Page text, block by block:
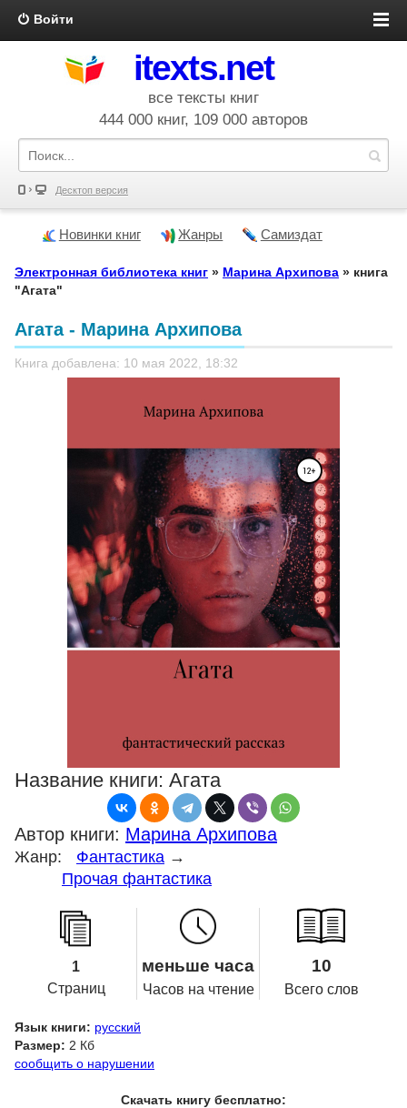
Войти
itexts.net
все тексты книг
444 000 книг, 109 000 авторов
Десктоп версия
Новинки книг Жанры Самиздат
Электронная библиотека книг » Марина Архипова » книга
"Агата"
Агата - Марина Архипова
Книга добавлена: 10 мая 2022, 18:32
Название книги: Агата
Автор книги: Марина Архипова
Жанр: Фантастика →
Прочая фантастика
1
Страниц
меньше часа
Часов на чтение
10
Всего слов
Язык книги: русский
Размер: 2 Кб
сообщить о нарушении
Скачать книгу бесплатно: